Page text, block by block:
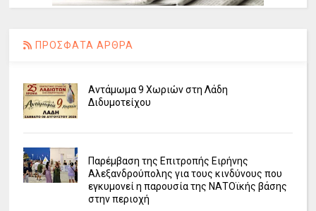
ΠΡΟΣΦΑΤΑ ΑΡΘΡΑ
Αντάμωμα 9 Χωριών στη Λάδη
Διδυμοτείχου
Παρέμβαση της Επιτροπής Ειρήνης
Αλεξανδρούπολης για τους κινδύνους που
εγκυμονεί η παρουσία της ΝΑΤΟϊκής βάσης
στην περιοχή